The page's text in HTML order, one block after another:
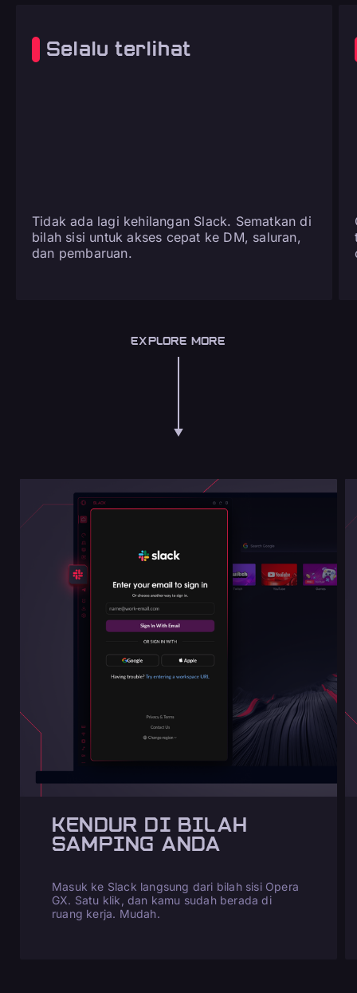
Selalu terlihat
Tidak ada lagi kehilangan Slack. Sematkan di
bilah sisi untuk akses cepat ke DM, saluran,
dan pembaruan.
EXPLORE MORE
KENDUR DI BILAH
SAMPING ANDA
Masuk ke Slack langsung dari bilah sisi Opera
GX. Satu klik, dan kamu sudah berada di
ruang kerja. Mudah.